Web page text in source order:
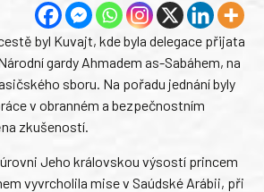
byl Kuvajt, kde byla delegace přijata
gardy Ahmadem as-Sabáhem, na
sboru. Na pořadu jednání byly
v obranném a bezpečnostním
zkušeností.
Jeho královskou výsostí princem
vyvrcholila mise v Saúdské Arábii, při